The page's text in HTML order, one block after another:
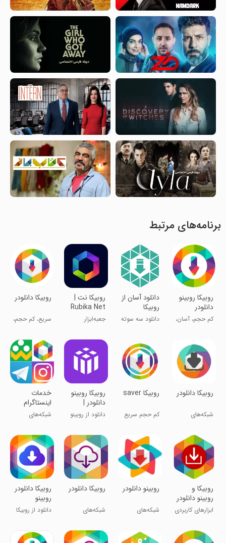
برنامه‌های مرتبط
روبیکا روبینو
دانلودر
کم حجم، آسان،
دانلود آسان از
روبیکا
دانلود سه سوته
روبیکا نت |
Rubika Net
جعبه‌ابزار
روبیکا دانلودر
سریع، کم حجم،
روبیکا دانلودر
شبکه‌های
روبیکا saver
کم حجم سریع
روبیکا روبینو
دانلودر |
RubiBox
دانلود از روبینو
‏‏‏‏‏‏خدمات
اینستاگرام
روبیکا
شبکه‌های
‏روبیکا و
روبینو دانلودر
ابزارهای کاربردی
‏روبینو دانلودر
شبکه‌های
روبیکا دانلودر
شبکه‌های
روبیکا دانلودر
روبینو
دانلود از روبیکا